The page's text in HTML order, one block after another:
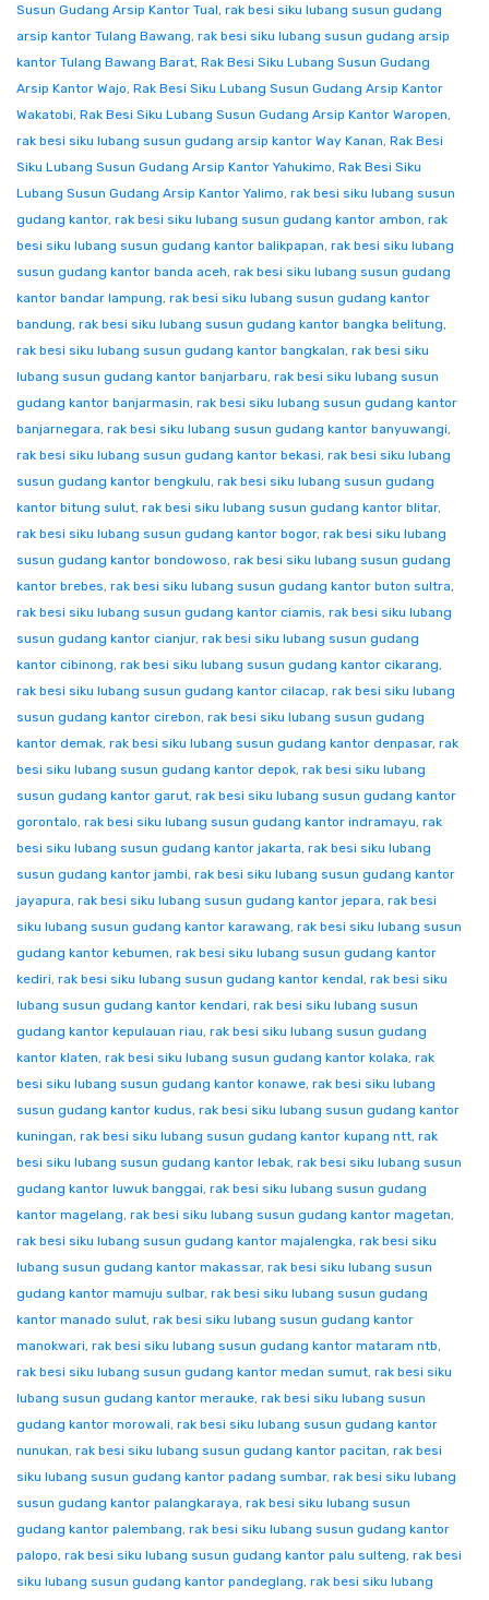
Susun Gudang Arsip Kantor Tual, rak besi siku lubang susun gudang
arsip kantor Tulang Bawang, rak besi siku lubang susun gudang arsip
kantor Tulang Bawang Barat, Rak Besi Siku Lubang Susun Gudang
Arsip Kantor Wajo, Rak Besi Siku Lubang Susun Gudang Arsip Kantor
Wakatobi, Rak Besi Siku Lubang Susun Gudang Arsip Kantor Waropen,
rak besi siku lubang susun gudang arsip kantor Way Kanan, Rak Besi
Siku Lubang Susun Gudang Arsip Kantor Yahukimo, Rak Besi Siku
Lubang Susun Gudang Arsip Kantor Yalimo, rak besi siku lubang susun
gudang kantor, rak besi siku lubang susun gudang kantor ambon, rak
besi siku lubang susun gudang kantor balikpapan, rak besi siku lubang
susun gudang kantor banda aceh, rak besi siku lubang susun gudang
kantor bandar lampung, rak besi siku lubang susun gudang kantor
bandung, rak besi siku lubang susun gudang kantor bangka belitung,
rak besi siku lubang susun gudang kantor bangkalan, rak besi siku
lubang susun gudang kantor banjarbaru, rak besi siku lubang susun
gudang kantor banjarmasin, rak besi siku lubang susun gudang kantor
banjarnegara, rak besi siku lubang susun gudang kantor banyuwangi,
rak besi siku lubang susun gudang kantor bekasi, rak besi siku lubang
susun gudang kantor bengkulu, rak besi siku lubang susun gudang
kantor bitung sulut, rak besi siku lubang susun gudang kantor blitar,
rak besi siku lubang susun gudang kantor bogor, rak besi siku lubang
susun gudang kantor bondowoso, rak besi siku lubang susun gudang
kantor brebes, rak besi siku lubang susun gudang kantor buton sultra,
rak besi siku lubang susun gudang kantor ciamis, rak besi siku lubang
susun gudang kantor cianjur, rak besi siku lubang susun gudang
kantor cibinong, rak besi siku lubang susun gudang kantor cikarang,
rak besi siku lubang susun gudang kantor cilacap, rak besi siku lubang
susun gudang kantor cirebon, rak besi siku lubang susun gudang
kantor demak, rak besi siku lubang susun gudang kantor denpasar, rak
besi siku lubang susun gudang kantor depok, rak besi siku lubang
susun gudang kantor garut, rak besi siku lubang susun gudang kantor
gorontalo, rak besi siku lubang susun gudang kantor indramayu, rak
besi siku lubang susun gudang kantor jakarta, rak besi siku lubang
susun gudang kantor jambi, rak besi siku lubang susun gudang kantor
jayapura, rak besi siku lubang susun gudang kantor jepara, rak besi
siku lubang susun gudang kantor karawang, rak besi siku lubang susun
gudang kantor kebumen, rak besi siku lubang susun gudang kantor
kediri, rak besi siku lubang susun gudang kantor kendal, rak besi siku
lubang susun gudang kantor kendari, rak besi siku lubang susun
gudang kantor kepulauan riau, rak besi siku lubang susun gudang
kantor klaten, rak besi siku lubang susun gudang kantor kolaka, rak
besi siku lubang susun gudang kantor konawe, rak besi siku lubang
susun gudang kantor kudus, rak besi siku lubang susun gudang kantor
kuningan, rak besi siku lubang susun gudang kantor kupang ntt, rak
besi siku lubang susun gudang kantor lebak, rak besi siku lubang susun
gudang kantor luwuk banggai, rak besi siku lubang susun gudang
kantor magelang, rak besi siku lubang susun gudang kantor magetan,
rak besi siku lubang susun gudang kantor majalengka, rak besi siku
lubang susun gudang kantor makassar, rak besi siku lubang susun
gudang kantor mamuju sulbar, rak besi siku lubang susun gudang
kantor manado sulut, rak besi siku lubang susun gudang kantor
manokwari, rak besi siku lubang susun gudang kantor mataram ntb,
rak besi siku lubang susun gudang kantor medan sumut, rak besi siku
lubang susun gudang kantor merauke, rak besi siku lubang susun
gudang kantor morowali, rak besi siku lubang susun gudang kantor
nunukan, rak besi siku lubang susun gudang kantor pacitan, rak besi
siku lubang susun gudang kantor padang sumbar, rak besi siku lubang
susun gudang kantor palangkaraya, rak besi siku lubang susun
gudang kantor palembang, rak besi siku lubang susun gudang kantor
palopo, rak besi siku lubang susun gudang kantor palu sulteng, rak besi
siku lubang susun gudang kantor pandeglang, rak besi siku lubang